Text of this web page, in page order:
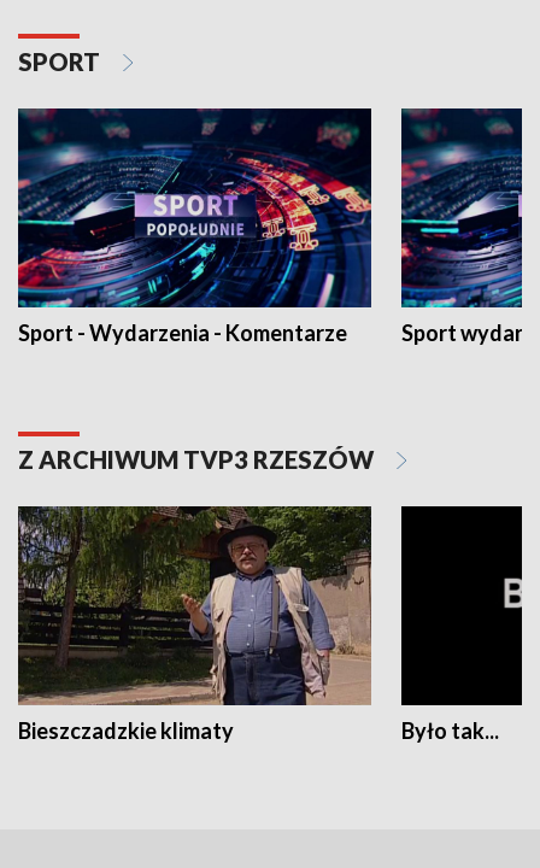
SPORT
Sport - Wydarzenia - Komentarze Sport
Z ARCHIWUM TVP3 RZESZÓW
Bieszczadzkie klimaty Było tak...